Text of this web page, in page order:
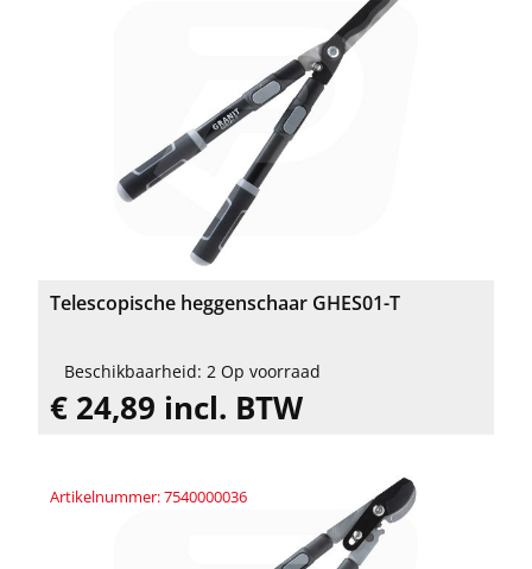
Telescopische heggenschaar GHES01-T
Beschikbaarheid: 2 Op voorraad
€ 24,89 incl. BTW
Artikelnummer: 7540000036